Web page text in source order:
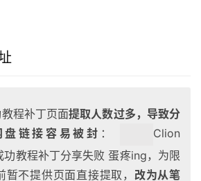
程补丁页面提取人数过多，导致分
盘链接容易被封 ：
Clion
功教程补丁分享失败 蛋疼ing，为限
暂不提供页面直接提取， 改为从笔